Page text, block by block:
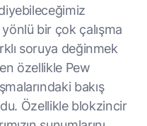
bir çok çalışma
soruya değinmek
özellikle Pew
bakış
Özellikle blokzincir